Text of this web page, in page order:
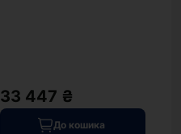
33 447 ₴
До кошика